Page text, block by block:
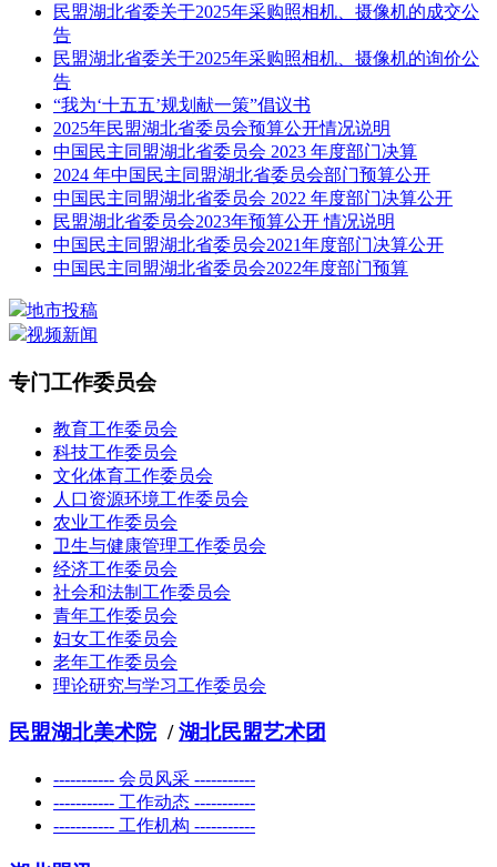
民盟湖北省委关于2025年采购照相机、摄像机的成交公
告
民盟湖北省委关于2025年采购照相机、摄像机的询价公
告
“我为‘十五五’规划献一策”倡议书
2025年民盟湖北省委员会预算公开情况说明
中国民主同盟湖北省委员会 2023 年度部门决算
2024 年中国民主同盟湖北省委员会部门预算公开
中国民主同盟湖北省委员会 2022 年度部门决算公开
民盟湖北省委员会2023年预算公开 情况说明
中国民主同盟湖北省委员会2021年度部门决算公开
中国民主同盟湖北省委员会2022年度部门预算
地市投稿
视频新闻
专门工作委员会
教育工作委员会
科技工作委员会
文化体育工作委员会
人口资源环境工作委员会
农业工作委员会
卫生与健康管理工作委员会
经济工作委员会
社会和法制工作委员会
青年工作委员会
妇女工作委员会
老年工作委员会
理论研究与学习工作委员会
民盟湖北美术院/湖北民盟艺术团
----------- 会员风采 -----------
----------- 工作动态 -----------
----------- 工作机构 -----------